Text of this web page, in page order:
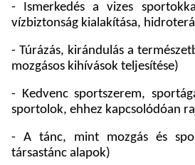
- Ismerkedés a vizes
vízbiztonság kialakítása,
- Túrázás, kirándulás a
mozgásos kihívások teljesítése)
- Kedvenc sportszerem,
sportolok, ehhez kapcsolódóan
- A tánc, mint mozgás és
társastánc alapok)